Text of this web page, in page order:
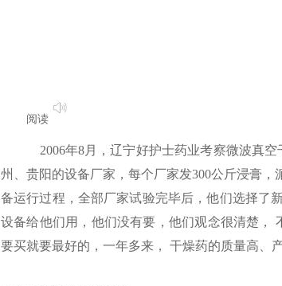
阅读
2006年8月，辽宁好护士药业考察微波真
州、贵阳的设备厂家，每个厂家发300公斤浸膏
备运行过程，全部厂家试验完毕后，他们选择了
设备给他们用，他们没有要，他们观念很清楚，
要买就要最好的，一年多来， 干燥药的质量高、